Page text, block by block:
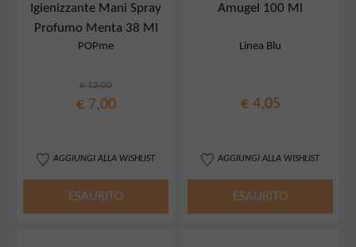
Igienizzante Mani Spray
Profumo Menta 38 Ml
POPme
€ 12,00
€ 7,00
AGGIUNGI ALLA WISHLIST
ESAURITO
Amugel 100 Ml
Linea Blu
€ 4,05
AGGIUNGI ALLA WISHLIST
ESAURITO